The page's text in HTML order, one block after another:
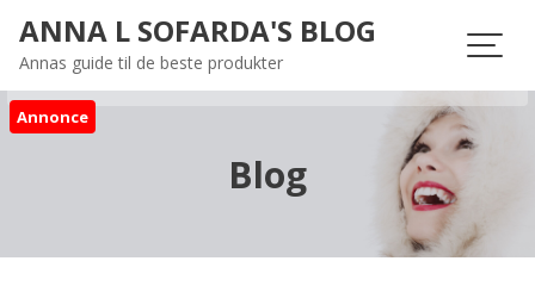
content
ANNA L SOFARDA'S BLOG
Annas guide til de beste produkter
Annonce
Blog